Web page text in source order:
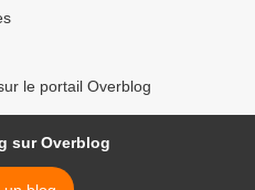
le portail Overblog
sur Overblog